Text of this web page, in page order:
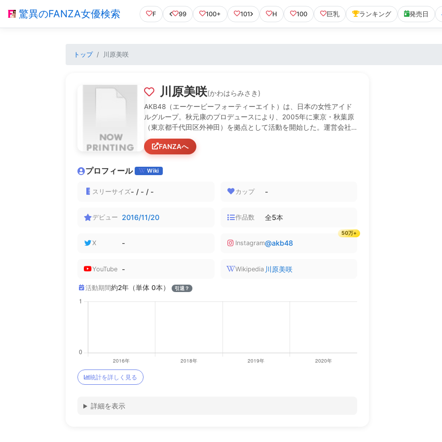
驚異のFANZA女優検索 F 99 100+ 101 H 100 巨乳 ランキング 発売日
トップ 川原美咲
川原美咲(かわはらみさき)
AKB48（エーケービーフォーティーエイト）は、日本の女性アイド
ルグループ。秋元康のプロデュースにより、2005年に東京・秋葉原
（東京都千代田区外神田）を拠点として活動を開始した。運営会社
および所属事務所は株式会社DH、所属レーベルはEMI Records（ユ
ニバーサルミュージック）。AKB48グループにおいて最初に発足し
たグループである。結成から約20年間にわたり、現在も活動を継続
している。チーム制は休止中である。
FANZAへ
プロフィール Wiki
スリーサイズ- / - / - カップ -
デビュー 2016/11/20 作品数 全5本
X -
50万+
Instagram@akb48
YouTube - Wikipedia 川原美咲
活動期間約2年（単体 0本） 引退？
統計を詳しく見る
詳細を表示